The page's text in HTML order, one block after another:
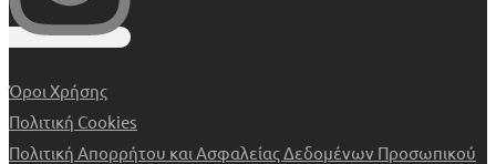
Όροι Χρήσης
Πολιτική Cookies
Πολιτική Απορρήτου και Ασφαλείας Δεδομένων Προσωπικού